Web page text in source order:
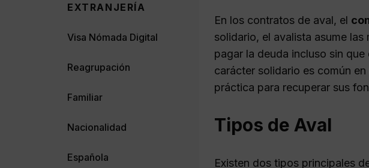
En los contratos de aval, el
solidario, el avalista asume
pagar la deuda incluso sin
carácter solidario es común
práctica para recuperar sus
Tipos de Aval
Existen dos tipos principales
EXTRANJERÍA
Visa Nómada Digital
Reagrupación
Familiar
Nacionalidad
Española